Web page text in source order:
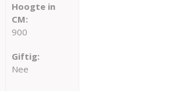
Hoogte in
CM:
900
Giftig:
Nee